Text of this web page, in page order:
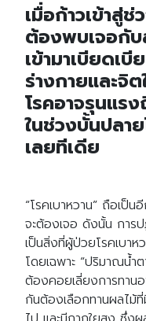
เมื่อก้าวเข้าสู่
ต้องพบเจอกับ
เข้ามาเบียดเ
ร่างกายและจิ
โรคอาจรุนแร
ในช่วงบั้นปลา
เลยทีเดีย
“โรคเบาหวาน” ถือเป็
จะต้องเจอ ดังนั้น การ
เป็นสิ่งที่ผู้ป่วยโรคเบา
โดยเฉพาะ “ปริมาณน้ำ
ต้องคอยเลี่ยงการทาน
กันต้องเลือกทานผลไม้